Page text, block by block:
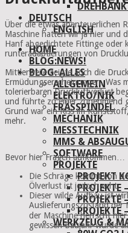
DEUTSCH
ENGLISH
HOME
BLOG:NEWS!
BLOG: ALLES
ALLGEMEIN
ELEKTRO/NIK
FRÄSSPINDEL
MECHANIK
MESSTECHNIK
MMS &
SOFTWARE
PROJEKTE
PROJEKT
PROJEKTE
PROJEKTE
PROJEKTE
WERKZEUG &
Über die etwas abenteuerlichen
Maschine hatten wir ja hier und
Hanf abgedichtete Fittinge oder
runteradaptierungen von
Mittlerweile zeigte auch die
Ermüdungserscheinungen. Was
tolerierbaren Druckluftverlust
und führte zu einer zunehmend
Grund war ein Riss im
mehr.
Bevor hier Fragen aufkommen…
Die Schräge kommt von
Ölverlust ist jedoch echt.
Dieser wilde Aufbau ist
Auslieferungszustand der
der Maschine herrscht
gewissen Baujahr wurde